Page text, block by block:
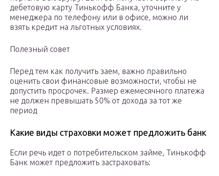
дебетовую карту Тинькофф Банка, уточните у
менеджера по телефону или в офисе, можно ли
взять кредит на льготных условиях.
Полезный совет
Перед тем как получить заем, важно правильно
оценить свои финансовые возможности, чтобы не
допустить просрочек. Размер ежемесячного платежа
не должен превышать 50% от дохода за тот же
период
Какие виды страховки может предложить банк
Если речь идет о потребительском займе, Тинькофф
Банк может предложить застраховать: